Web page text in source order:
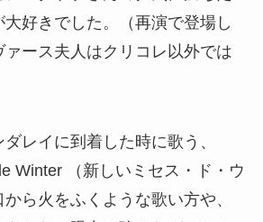
好きでした。（再演で登場し
ース夫人はクリコレ以外では
ダレイに到着した時に歌う、
Winter （新しいミセス・ド・ウ
ら火をふくような歌い方や、